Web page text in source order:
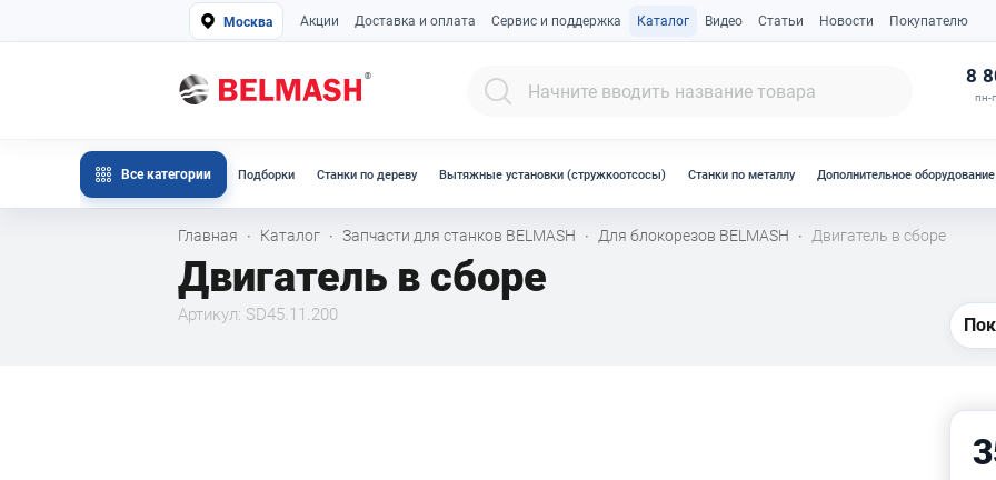
Москва Акции Доставка и оплата Сервис и поддержка Каталог Видео Статьи Новости Покупателю
8
пн-
Все категории Подборки Станки по дереву Вытяжные установки (стружкоотсосы) Станки по металлу Дополнительное оборудование
Главная · Каталог · Запчасти для станков BELMASH · Для блокорезов BELMASH · Двигатель в сборе
Двигатель в сборе
Артикул: SD45.11.200